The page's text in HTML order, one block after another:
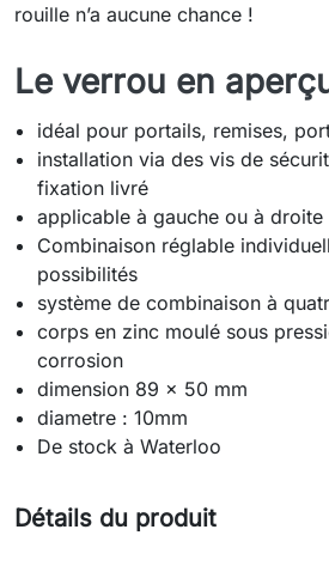
rouille n’a aucune chance !
Le verrou en
idéal pour portails, remises,
installation via des vis de
fixation livré
applicable à gauche ou à droite
Combinaison réglable
possibilités
système de combinaison à
corps en zinc moulé sous
corrosion
dimension 89 x 50 mm
diametre : 10mm
De stock à Waterloo
Détails du produit